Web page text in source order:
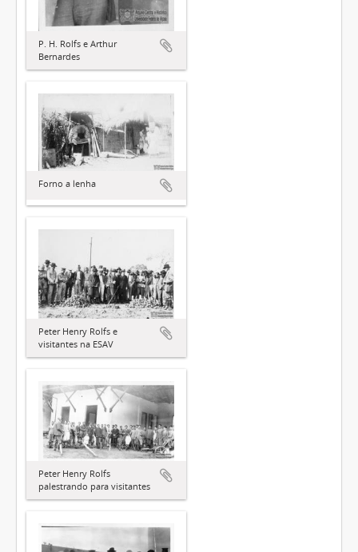
P. H. Rolfs e Arthur
Bernardes
Forno a lenha
Peter Henry Rolfs e
visitantes na ESAV
Peter Henry Rolfs
palestrando para visitantes